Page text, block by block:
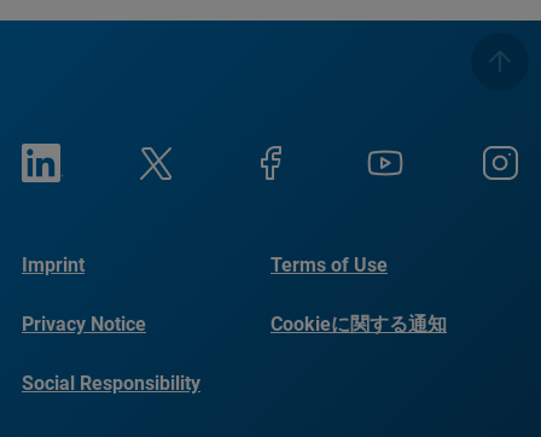
Imprint Terms of Use
Privacy Notice Cookieに関する通知
Social Responsibility